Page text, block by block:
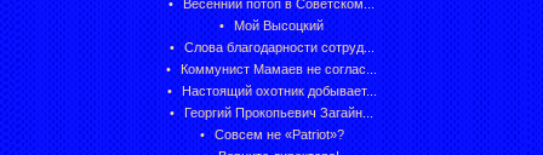
Весенний потоп в Советском...
Мой Высоцкий
Слова благодарности сотруд...
Коммунист Мамаев не соглас...
Настоящий охотник добывает...
Георгий Прокопьевич Загайн...
Совсем не «Patriot»?